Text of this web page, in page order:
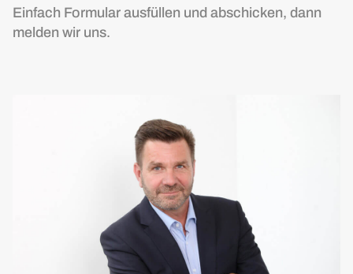
Einfach Formular ausfüllen und abschicken, dann
melden wir uns.